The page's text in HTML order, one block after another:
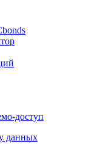
доступ
данных